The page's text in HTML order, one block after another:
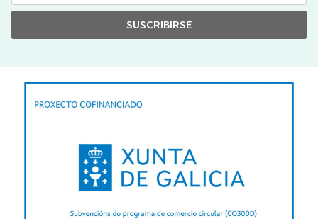
SUSCRIBIRSE